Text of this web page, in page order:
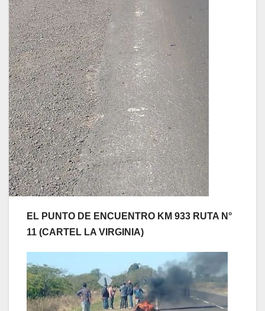
EL PUNTO DE ENCUENTRO KM 933 RUTA N°
11 (CARTEL LA VIRGINIA)